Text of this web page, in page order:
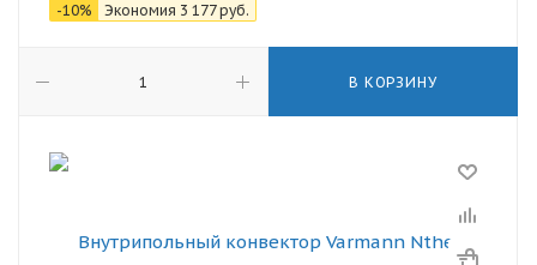
-10% Экономия 3 177руб.
В КОРЗИНУ